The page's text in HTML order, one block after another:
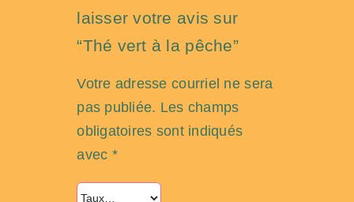
laisser votre avis sur
“Thé vert à la pêche”
Votre adresse courriel ne sera
pas publiée. Les champs
obligatoires sont indiqués
avec *